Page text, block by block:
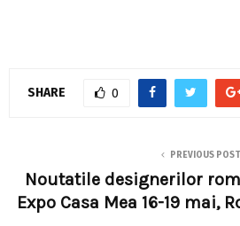
SHARE 0
PREVIOUS POST
Noutatile designerilor
Expo Casa Mea 16-19 mai,